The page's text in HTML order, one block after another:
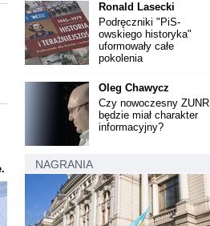
Ronald Lasecki
Podręczniki "PiS-
owskiego historyka"
uformowały całe
pokolenia
Oleg Chawycz
Czy nowoczesny ZUNR
będzie miał charakter
informacyjny?
NAGRANIA